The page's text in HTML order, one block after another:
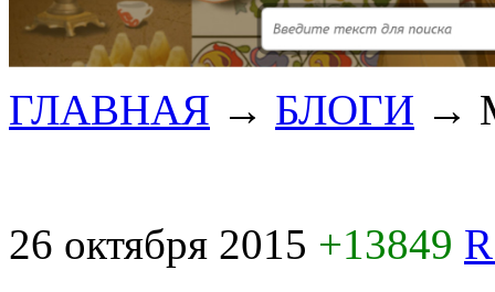
ГЛАВНАЯ → БЛОГИ →
26 октября 2015 +13849